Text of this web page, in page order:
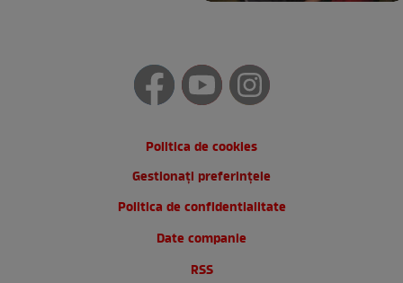
Politica de cookies
Gestionați preferințele
Politica de confidentialitate
Date companie
RSS